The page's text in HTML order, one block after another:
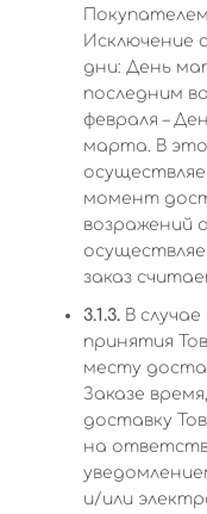
Исключение
дни: День
последним
февраля –
марта. В
момент
возражений
заказ
3.1.3. В
принятия
месту
Заказе
доставку
на
и/или